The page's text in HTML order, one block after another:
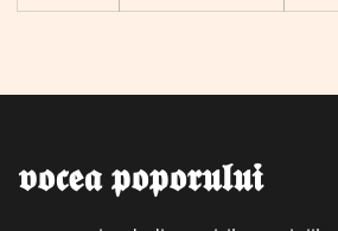
𝖛𝖔𝖈𝖊𝖆 𝖕𝖔𝖕𝖔𝖗𝖚𝖑𝖚𝖎